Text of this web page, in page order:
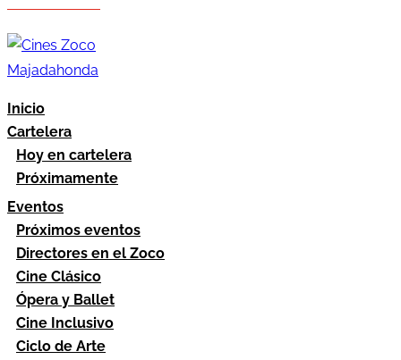
Inicio
Cartelera
Hoy en cartelera
Próximamente
Eventos
Próximos eventos
Directores en el Zoco
Cine Clásico
Ópera y Ballet
Cine Inclusivo
Ciclo de Arte